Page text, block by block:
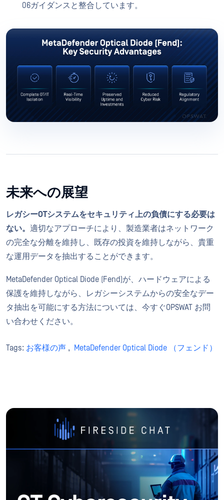
06ガイダンスと整合しています。
未来への展望
レガシーOTシステムをセキュリティ上の負債にする必要は
ない。 適切なアプローチにより、製造業者はネットワーク
の完全な分離を維持し、既存の投資を維持しながら、貴重
な運用データを抽出することができます。
MetaDefender Optical Diode (Fend)が、ハードウェアによる
保護を維持しながら、レガシーシステムからの安全なデー
タ抽出を可能にする方法については、今すぐOPSWAT お問
い合わせください。
Tags: お客様の声 , MetaDefender Optical Diode （フェンド）